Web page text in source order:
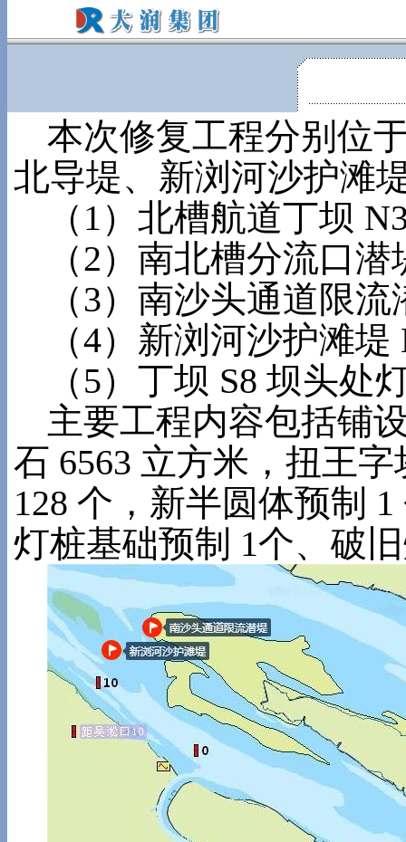
本次修复工程分别位
北导堤、新浏河沙护滩
（ 1）北槽航道丁坝
（2）南北槽分流口潜
（3）南沙头通道限流
（4）新浏河沙护滩堤
（5）丁坝 S8 坝头处
主要工程内容包括铺
石 6563 立方米，扭王
128 个，新半圆体预制
灯桩基础预制 1个、破